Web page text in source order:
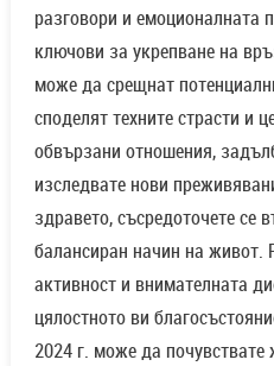
разговори и емоционалната
ключови за укрепване на
може да срещнат
споделят техните страсти и
обвързани отношения,
изследвате нови
здравето, съсредоточете се
балансиран начин на живот.
активност и внимателната
цялостното ви
2024 г. може да